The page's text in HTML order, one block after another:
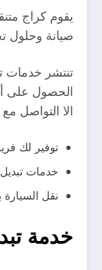
يقوم كراج
صيانة وحلول
تنتشر خدمات
الحصول على
الا التواصل
توفير لك
خدمات
نقل
خدمة